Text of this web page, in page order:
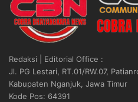
Redaksi | Editorial Office :
Jl. PG Lestari, RT.01/RW.07,
Kabupaten Nganjuk, Jawa Timur
Kode Pos: 64391